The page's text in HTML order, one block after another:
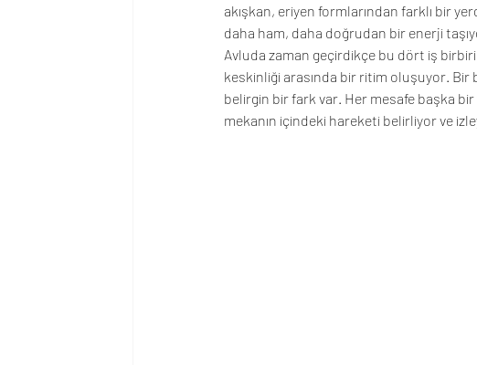
akışkan, eriyen formlarından farklı bir
daha ham, daha doğrudan bir enerji
Avluda zaman geçirdikçe bu dört iş
keskinliği arasında bir ritim oluşuyor.
belirgin bir fark var. Her mesafe başka
mekanın içindeki hareketi belirliyor ve